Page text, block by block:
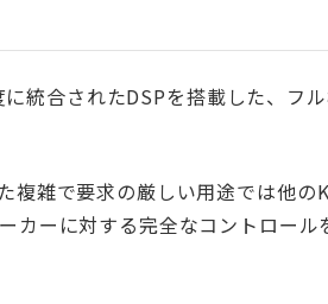
統合されたDSPを搭載した、フ
雑で要求の厳しい用途では他の
カーに対する完全なコントロール